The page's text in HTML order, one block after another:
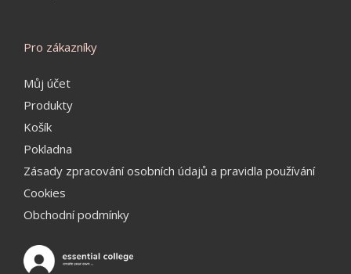
Pro zákazníky
Můj účet
Produkty
Košík
Pokladna
Zásady zpracování osobních údajů a pravidla používání
Cookies
Obchodní podmínky